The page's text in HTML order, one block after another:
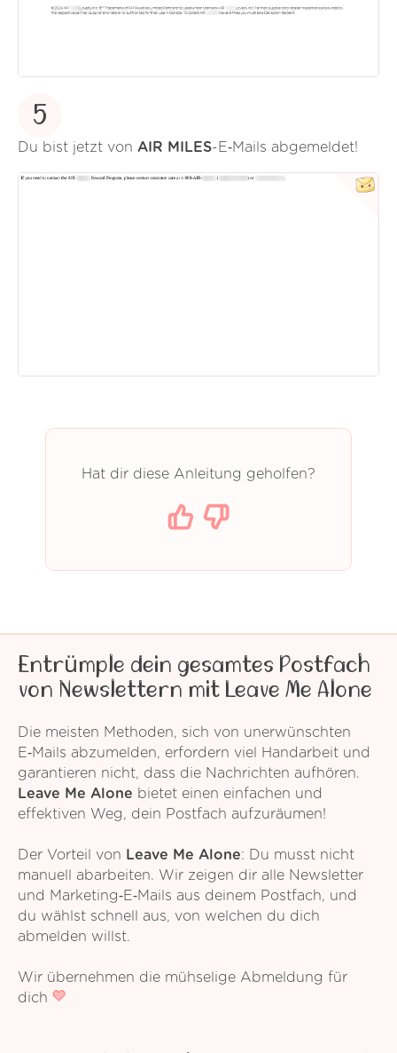
5
Du bist jetzt von AIR MILES-E‑Mails abgemeldet!
Hat dir diese Anleitung geholfen?
Entrümple dein gesamtes Postfach
von Newslettern mit Leave Me Alone
Die meisten Methoden, sich von unerwünschten
E‑Mails abzumelden, erfordern viel Handarbeit und
garantieren nicht, dass die Nachrichten aufhören.
Leave Me Alone bietet einen einfachen und
effektiven Weg, dein Postfach aufzuräumen!
Der Vorteil von Leave Me Alone: Du musst nicht
manuell abarbeiten. Wir zeigen dir alle Newsletter
und Marketing‑E‑Mails aus deinem Postfach, und
du wählst schnell aus, von welchen du dich
abmelden willst.
Wir übernehmen die mühselige Abmeldung für
dich